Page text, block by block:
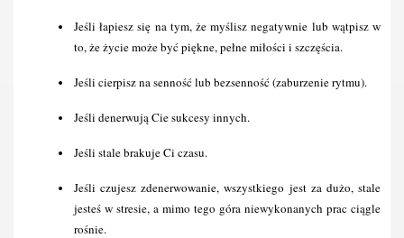
Jeśli łapiesz się na tym, że myślisz negatywnie lub wątpisz w
to, że życie może być piękne, pełne miłości i szczęścia.
Jeśli cierpisz na senność lub bezsenność (zaburzenie rytmu).
Jeśli denerwują Cie sukcesy innych.
Jeśli stale brakuje Ci czasu.
Jeśli czujesz zdenerwowanie, wszystkiego jest za dużo, stale
jesteś w stresie, a mimo tego góra niewykonanych prac ciągle
rośnie.